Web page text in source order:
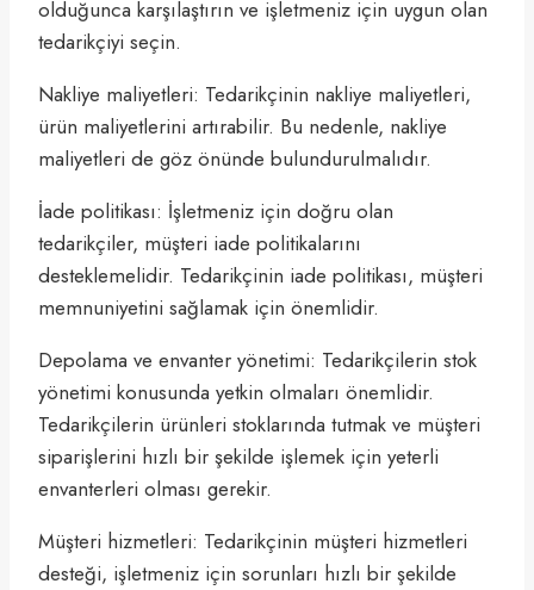
olduğunca karşılaştırın ve işletmeniz için uygun olan
tedarikçiyi seçin.
Nakliye maliyetleri: Tedarikçinin nakliye maliyetleri,
ürün maliyetlerini artırabilir. Bu nedenle, nakliye
maliyetleri de göz önünde bulundurulmalıdır.
İade politikası: İşletmeniz için doğru olan
tedarikçiler, müşteri iade politikalarını
desteklemelidir. Tedarikçinin iade politikası, müşteri
memnuniyetini sağlamak için önemlidir.
Depolama ve envanter yönetimi: Tedarikçilerin stok
yönetimi konusunda yetkin olmaları önemlidir.
Tedarikçilerin ürünleri stoklarında tutmak ve müşteri
siparişlerini hızlı bir şekilde işlemek için yeterli
envanterleri olması gerekir.
Müşteri hizmetleri: Tedarikçinin müşteri hizmetleri
desteği, işletmeniz için sorunları hızlı bir şekilde